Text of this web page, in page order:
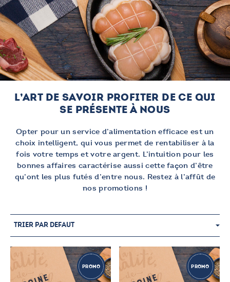
L’ART DE SAVOIR PROFITER DE CE QUI
SE PRÉSENTE À NOUS
Opter pour un service d’alimentation efficace est un
choix intelligent, qui vous permet de rentabiliser à la
fois votre temps et votre argent. L’intuition pour les
bonnes affaires caractérise aussi cette façon d’être
qu’ont les plus futés d’entre nous. Restez à l’affût de
nos promotions !
PROMO PROMO